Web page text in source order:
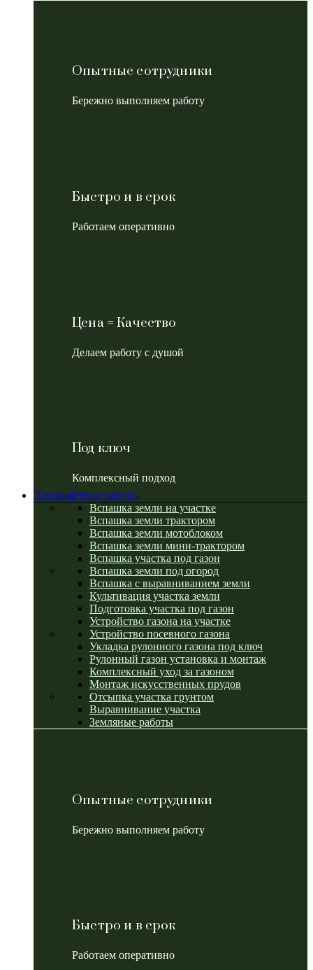
Опытные сотрудники
Бережно выполняем работу
Быстро и в срок
Работаем оперативно
Цена = Качество
Делаем работу с душой
Под ключ
Комплексный подход
Ландшафтные работы
Вспашка земли на участке
Вспашка земли трактором
Вспашка земли мотоблоком
Вспашка земли мини-трактором
Вспашка участка под газон
Вспашка земли под огород
Вспашка с выравниванием земли
Культивация участка земли
Подготовка участка под газон
Устройство газона на участке
Устройство посевного газона
Укладка рулонного газона под ключ
Рулонный газон установка и монтаж
Комплексный уход за газоном
Монтаж искусственных прудов
Отсыпка участка грунтом
Выравнивание участка
Земляные работы
Опытные сотрудники
Бережно выполняем работу
Быстро и в срок
Работаем оперативно